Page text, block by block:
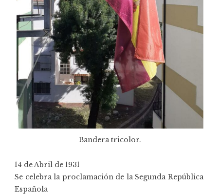
Bandera tricolor.
14 de Abril de 1931
Se celebra la proclamación de la Segunda República
Española